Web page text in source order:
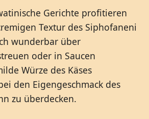
Gerichte profitieren
Textur des Siphofaneni
wunderbar über
oder in Saucen
Würze des Käses
den Eigengeschmack des
zu überdecken.